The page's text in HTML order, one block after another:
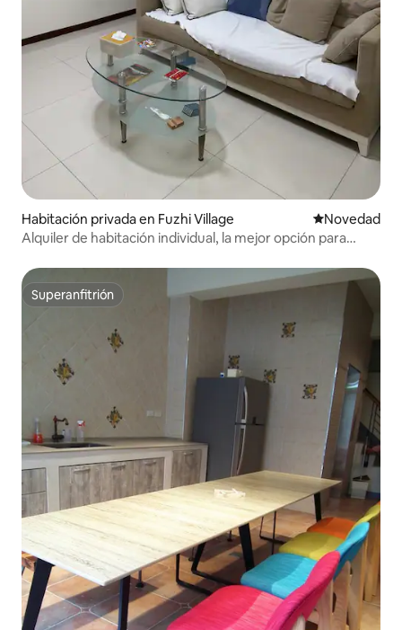
Habitación privada en Fuzhi Village Lugar para
Novedad
Alquiler de habitación individual, la mejor opción para
Superanfitrión
Superanfitrión